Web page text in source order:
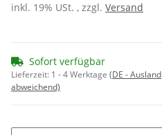
inkl. 19% USt. , zzgl. Versand
Sofort verfügbar
Lieferzeit: 1 - 4 Werktage (DE - Ausland
abweichend)